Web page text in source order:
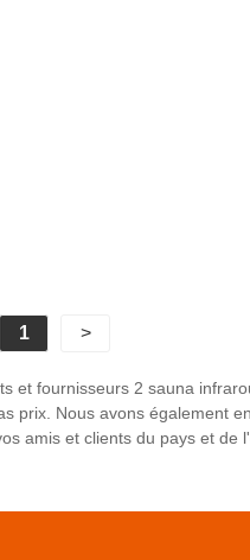
1 >
et fournisseurs 2 sauna
Nous avons également
amis et clients du pays et